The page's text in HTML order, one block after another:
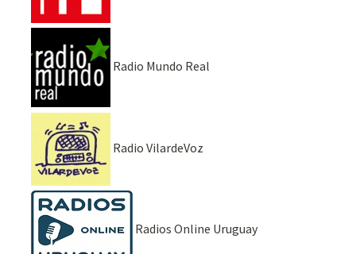
Radio Mundo Real
Radio VilardeVoz
Radios Online Uruguay